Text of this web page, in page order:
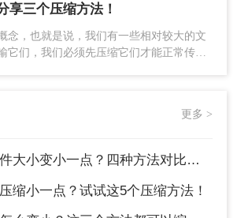
享三个压缩方法！
念，也就是说，我们有一些相对较大的文
它们，我们必须先压缩它们才能正常传
更多 >
变小一点？四种方法对比，一看就懂！
缩小一点？试试这5个压缩方法！